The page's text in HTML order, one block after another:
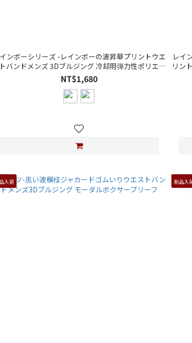
ンボーシリーズ -レインボーの波昇華プリントウエ
バンドメンズ 3Dブルジング 冷却用弾力性ポリエス
テル繊維 ブリーフ
NT$1,680
レイ
リン
入荷 新品入